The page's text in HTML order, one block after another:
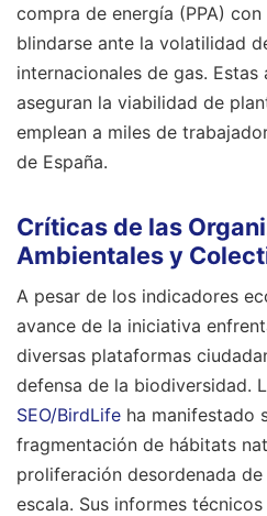
compra de energía (PPA)
blindarse ante la volatilidad
internacionales de gas.
aseguran la viabilidad de
emplean a miles de
de España.
Críticas de las
Ambientales y
A pesar de los indicadores
avance de la iniciativa
diversas plataformas
defensa de la biodiversidad.
SEO/BirdLife ha manifestado
fragmentación de hábitats
proliferación desordenada
escala. Sus informes